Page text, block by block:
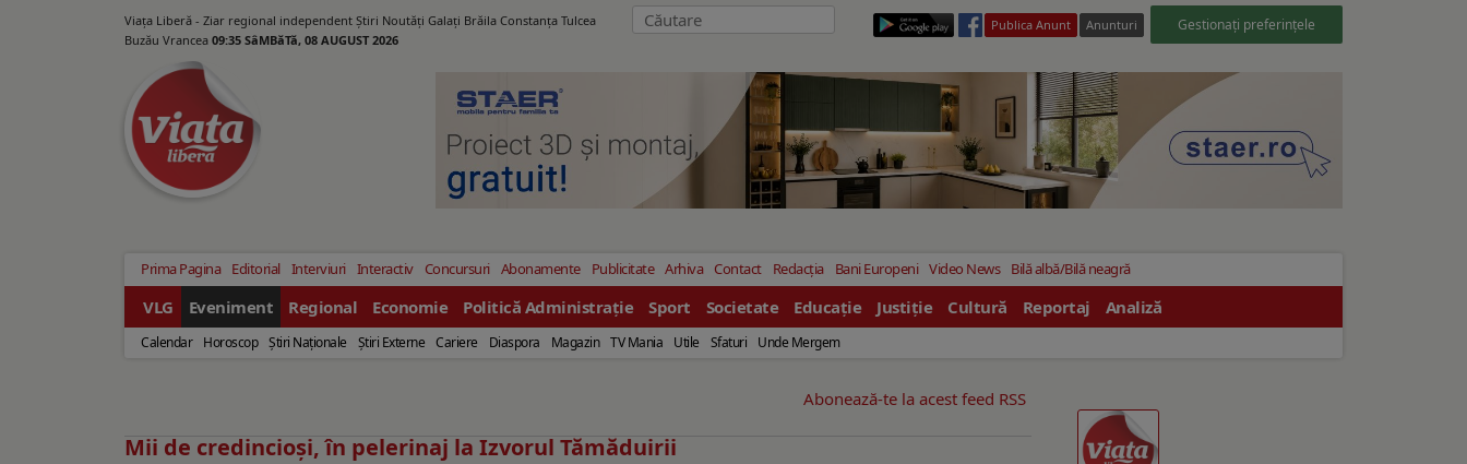
Viața Liberă - Ziar regional independent Știri Noutăți Galaţi Brăila Constanţa Tulcea
Buzău Vrancea 09:35 SâMBăTă, 08 AUGUST 2026
Publica Anunt Anunturi Gestionați preferințele
Prima Pagina Editorial Interviuri Interactiv Concursuri Abonamente Publicitate Arhiva Contact Redacția Bani Europeni Video News Bilă albă/Bilă neagră
VLG Eveniment Regional Economie Politică Administrație Sport Societate Educație Justiție Cultură Reportaj Analiză
Calendar Horoscop Ştiri Naţionale Ştiri Externe Cariere Diaspora Magazin TV Mania Utile Sfaturi Unde Mergem
Abonează-te la acest feed RSS
Mii de credincioşi, în pelerinaj la Izvorul Tămăduirii